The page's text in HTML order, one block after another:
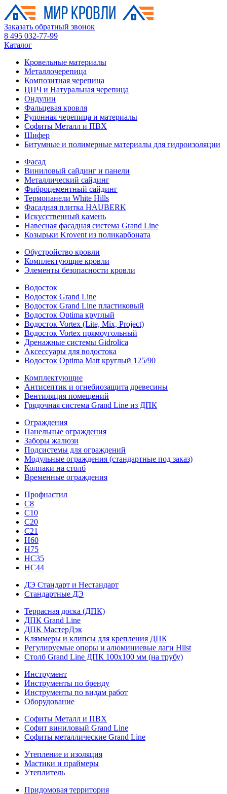
Заказать обратный звонок
8 495 032-77-99
Каталог
Кровельные материалы
Металлочерепица
Композитная черепица
ЦПЧ и Натуральная черепица
Ондулин
Фальцевая кровля
Рулонная черепица и материалы
Софиты Металл и ПВХ
Шифер
Битумные и полимерные материалы для гидроизоляции
Фасад
Виниловый сайдинг и панели
Металлический сайдинг
Фиброцементный сайдинг
Термопанели White Hills
Фасадная плитка HAUBERK
Искусственный камень
Навесная фасадная система Grand Line
Козырьки Krovent из поликарбоната
Обустройство кровли
Комплектующие кровли
Элементы безопасности кровли
Водосток
Водосток Grand Line
Водосток Grand Line пластиковый
Водосток Optima круглый
Водосток Vortex (Lite, Mix, Project)
Водосток Vortex прямоугольный
Дренажные системы Gidrolica
Аксессуары для водостока
Водосток Optima Matt круглый 125/90
Комплектующие
Антисептик и огнебиозащита древесины
Вентиляция помещений
Грядочная система Grand Line из ДПК
Ограждения
Панельные ограждения
Заборы жалюзи
Подсистемы для ограждений
Модульные ограждения (стандартные под заказ)
Колпаки на столб
Временные ограждения
Профнастил
С8
С10
С20
С21
H60
H75
HС35
НС44
ДЭ Стандарт и Нестандарт
Стандартные ДЭ
Террасная доска (ДПК)
ДПК Grand Line
ДПК МастерДэк
Кляммеры и клипсы для крепления ДПК
Регулируемые опоры и алюминиевые лаги Hilst
Столб Grand Line ДПК 100х100 мм (на трубу)
Инструмент
Инструменты по бренду
Инструменты по видам работ
Оборудование
Софиты Металл и ПВХ
Софит виниловый Grand Line
Софиты металлические Grand Line
Утепление и изоляция
Мастики и праймеры
Утеплитель
Придомовая территория